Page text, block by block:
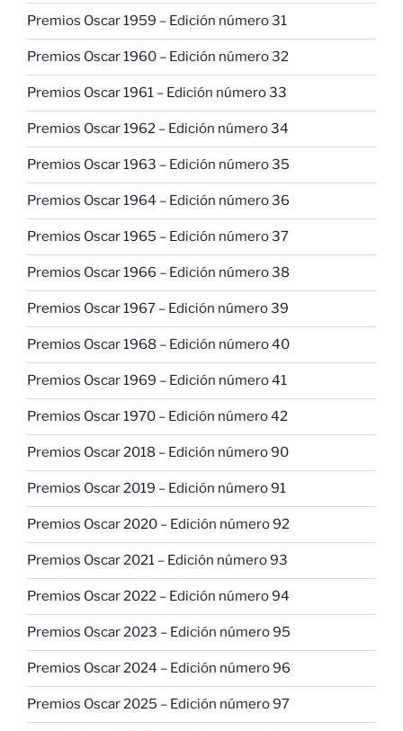
Premios Oscar 1959 – Edición número 31
Premios Oscar 1960 – Edición número 32
Premios Oscar 1961 – Edición número 33
Premios Oscar 1962 – Edición número 34
Premios Oscar 1963 – Edición número 35
Premios Oscar 1964 – Edición número 36
Premios Oscar 1965 – Edición número 37
Premios Oscar 1966 – Edición número 38
Premios Oscar 1967 – Edición número 39
Premios Oscar 1968 – Edición número 40
Premios Oscar 1969 – Edición número 41
Premios Oscar 1970 – Edición número 42
Premios Oscar 2018 – Edición número 90
Premios Oscar 2019 – Edición número 91
Premios Oscar 2020 – Edición número 92
Premios Oscar 2021 – Edición número 93
Premios Oscar 2022 – Edición número 94
Premios Oscar 2023 – Edición número 95
Premios Oscar 2024 – Edición número 96
Premios Oscar 2025 – Edición número 97